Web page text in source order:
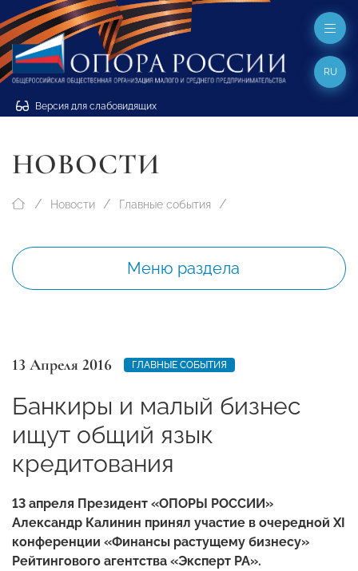
Версия для слабовидящих
RU
НОВОСТИ
Новости Главные события
Меню раздела
13 Апреля 2016 ГЛАВНЫЕ СОБЫТИЯ
Банкиры и малый бизнес
ищут общий язык
кредитования
13 апреля Президент «ОПОРЫ РОССИИ»
Александр Калинин принял участие в очередной XI
конференции «Финансы растущему бизнесу»
Рейтингового агентства «Эксперт РА».